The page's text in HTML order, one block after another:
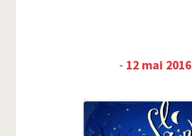
- 12 mai 2016